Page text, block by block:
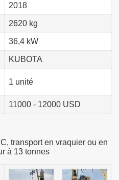
2018
2620 kg
36,4 kW
KUBOTA
1 unité
11000 - 12000 USD
transport en vraquier ou en
à 13 tonnes